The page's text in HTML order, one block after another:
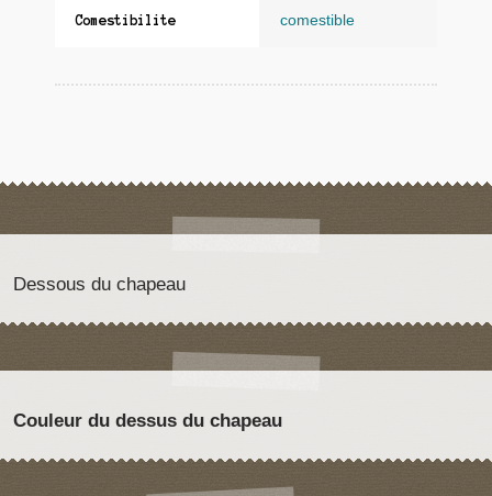
Comestibilite comestible
Dessous du chapeau
Couleur du dessus du chapeau